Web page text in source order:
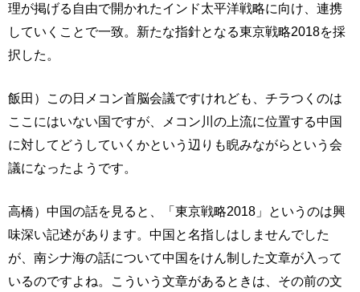
理が掲げる自由で開かれたインド太平洋戦略に向け、連携
していくことで一致。新たな指針となる東京戦略2018を採
択した。
飯田）この日メコン首脳会議ですけれども、チラつくのは
ここにはいない国ですが、メコン川の上流に位置する中国
に対してどうしていくかという辺りも睨みながらという会
議になったようです。
高橋）中国の話を見ると、「東京戦略2018」というのは興
味深い記述があります。中国と名指しはしませんでした
が、南シナ海の話について中国をけん制した文章が入って
いるのですよね。こういう文章があるときは、その前の文